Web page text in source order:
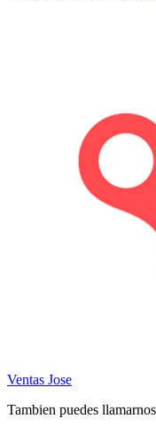
Ventas Jose
Tambien puedes